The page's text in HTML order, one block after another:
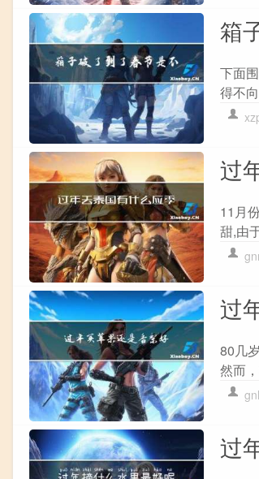
箱
下面
得不
过
11月
甜,由
过
80几
然而
gnl
过